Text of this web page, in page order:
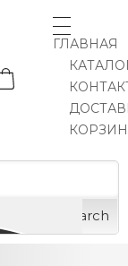
ГЛАВНАЯ
Search